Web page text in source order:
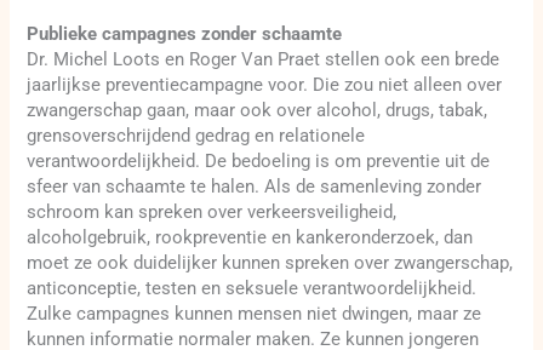
Publieke campagnes zonder schaamte
Dr. Michel Loots en Roger Van Praet stellen ook een brede
jaarlijkse preventiecampagne voor. Die zou niet alleen over
zwangerschap gaan, maar ook over alcohol, drugs, tabak,
grensoverschrijdend gedrag en relationele
verantwoordelijkheid. De bedoeling is om preventie uit de
sfeer van schaamte te halen. Als de samenleving zonder
schroom kan spreken over verkeersveiligheid,
alcoholgebruik, rookpreventie en kankeronderzoek, dan
moet ze ook duidelijker kunnen spreken over zwangerschap,
anticonceptie, testen en seksuele verantwoordelijkheid.
Zulke campagnes kunnen mensen niet dwingen, maar ze
kunnen informatie normaler maken. Ze kunnen jongeren